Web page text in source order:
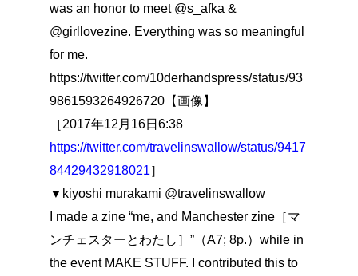
was an honor to meet @s_afka &
@girllovezine. Everything was so meaningful
for me.
https://twitter.com/10derhandspress/status/93
9861593264926720【画像】
［2017年12月16日6:38
https://twitter.com/travelinswallow/status/9417
84429432918021］
▼kiyoshi murakami @travelinswallow
I made a zine “me, and Manchester zine［マ
ンチェスターとわたし］”（A7; 8p.）while in
the event MAKE STUFF. I contributed this to